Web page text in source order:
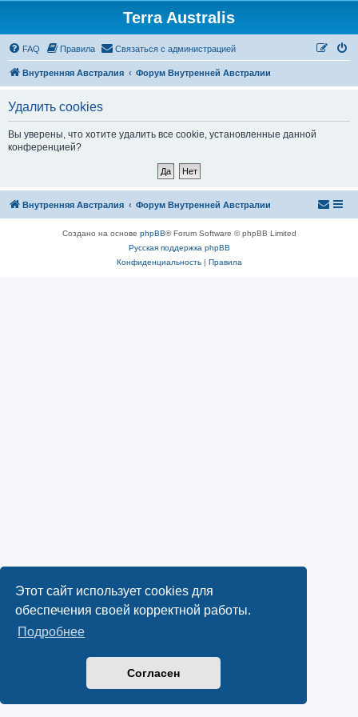
Этот сайт использует cookies для
обеспечения своей корректной работы.
Подробнее
Согласен
Terra Australis
FAQ Правила Связаться с администрацией
Внутренняя Австралия Форум Внутренней Австралии
Удалить cookies
Вы уверены, что хотите удалить все cookie, установленные данной
конференцией?
Внутренняя Австралия Форум Внутренней Австралии
Создано на основе phpBB® Forum Software © phpBB Limited
Русская поддержка phpBB
Конфиденциальность| Правила